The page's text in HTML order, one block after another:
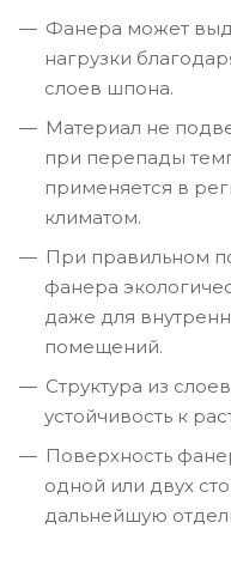
Фанера может
нагрузки
слоев шпона.
Материал не
при перепады
применяется в
климатом.
При правильном
фанера
даже для
помещений.
Структура из
устойчивость к
Поверхность
одной или двух
дальнейшую